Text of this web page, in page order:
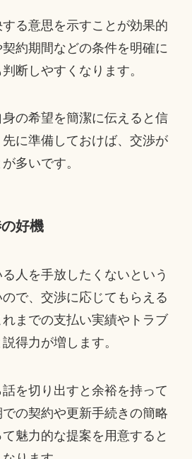
る意思を示すことが効果的
約期間などの条件を明確に
断しやすくなります。
の希望を簡潔に伝えると信
に準備しておけば、交渉が
多いです。
好機
人を手放したくないという
で、交渉に応じてもらえる
までの支払い実績やトラブ
得力が増します。
を切り出すと余裕を持って
の契約や更新手続きの簡略
魅力的な提案を用意すると